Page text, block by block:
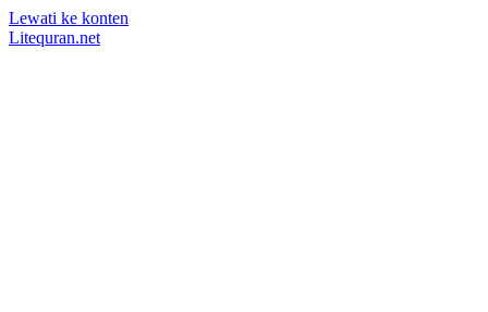
Lewati ke konten
Litequran.net